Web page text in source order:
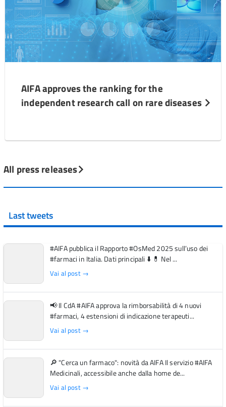
AIFA approves the ranking for the
independent research call on rare diseases
All press releases
Last tweets
#AIFA pubblica il Rapporto #OsMed 2025 sull’uso dei
#farmaci in Italia. Dati principali ⬇️ 💊 Nel ...
Vai al post →
📢 Il CdA #AIFA approva la rimborsabilità di 4 nuovi
#farmaci, 4 estensioni di indicazione terapeuti...
Vai al post →
🔎 "Cerca un farmaco": novità da AIFA Il servizio #AIFA
Medicinali, accessibile anche dalla home de...
Vai al post →